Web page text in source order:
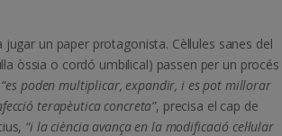
un paper protagonista. Cèl·lules sanes del
òssia o cordó umbilical) passen per un procés
“es poden multiplicar, expandir, i es pot millorar
terapèutica concreta”, precisa el cap de
“i la ciència avança en la modificació cel·lular